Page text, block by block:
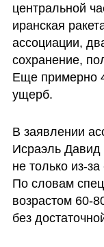
центральной
иранская
ассоциации,
сохранение,
Еще примерно
ущерб.
В заявлении
Исраэль Давид
не только из-
По словам
возрастом 60-
без